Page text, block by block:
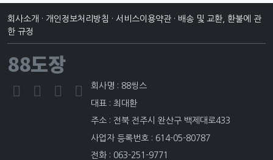
회사소개 · 개인정보처리방침 · 서비스이용약관 · 배송 및 교환, 환불에 관
한 규정
88도장
회사명 : 88씽스
대표 : 최대환
주소 : 전북 전주시 완산구 백제대로433
사업자 등록번호 : 614-05-80787
전화 : 063-251-9771